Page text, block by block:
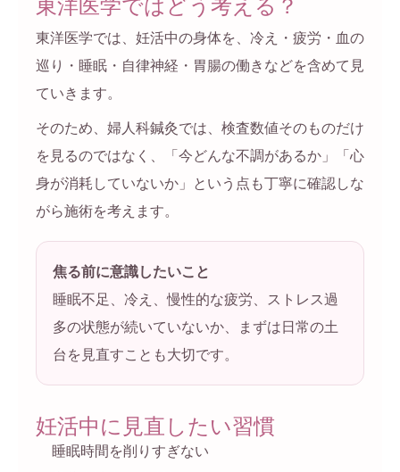
東洋医学ではどう考える？
東洋医学では、妊活中の身体を、冷え・疲労・血の
巡り・睡眠・自律神経・胃腸の働きなどを含めて見
ていきます。
そのため、婦人科鍼灸では、検査数値そのものだけ
を見るのではなく、「今どんな不調があるか」「心
身が消耗していないか」という点も丁寧に確認しな
がら施術を考えます。
焦る前に意識したいこと
睡眠不足、冷え、慢性的な疲労、ストレス過
多の状態が続いていないか、まずは日常の土
台を見直すことも大切です。
妊活中に見直したい習慣
睡眠時間を削りすぎない